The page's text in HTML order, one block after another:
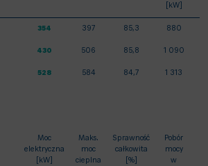
[kW]
354 397 85,3 880
430 506 85,8 1 090
528 584 84,7 1 313
Moc
elektryczna
[kW]
Maks.
moc
cieplna
Sprawność
całkowita
[%]
Pobór
mocy
w